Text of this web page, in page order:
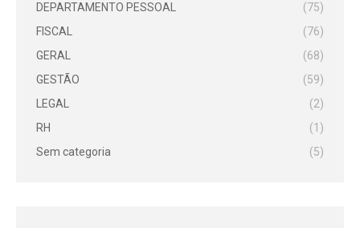
DEPARTAMENTO PESSOAL
(75)
FISCAL
(76)
GERAL
(68)
GESTÃO
(59)
LEGAL
(2)
RH
(1)
Sem categoria
(5)